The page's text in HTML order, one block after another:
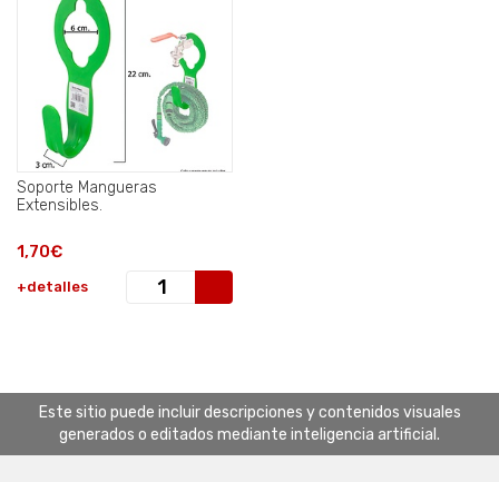
Soporte Mangueras
Extensibles.
1,70€
+detalles
Este sitio puede incluir descripciones y contenidos visuales
generados o editados mediante inteligencia artificial.